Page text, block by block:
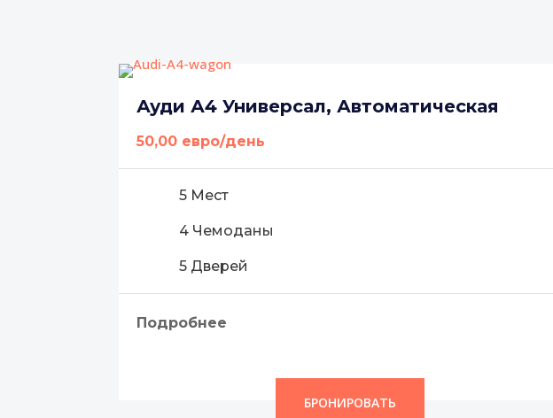
Ауди А4 Универсал, Автоматическая
50,00 евро/день
5 Мест
4 Чемоданы
5 Дверей
Подробнее
БРОНИРОВАТЬ